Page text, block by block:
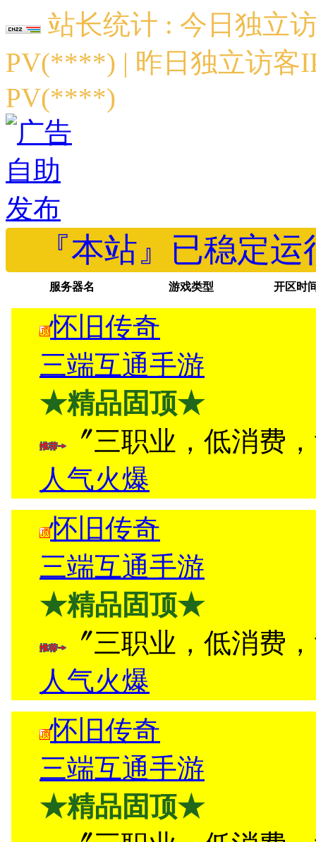
站长统计 : 今日独立
PV(****) | 昨日独立访客
PV(****)
『本站』已稳定运